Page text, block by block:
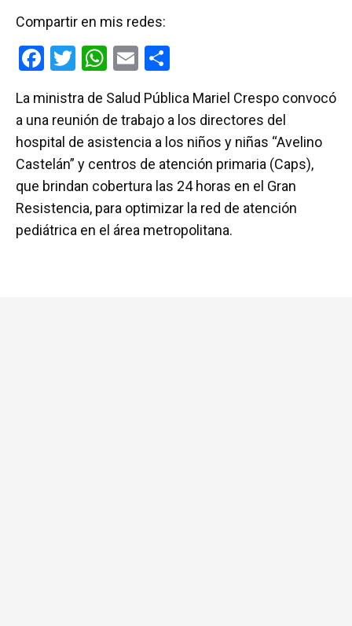
Compartir en mis redes:
F
ce
b
o
o
k
T
tt
er
W
at
s
A
p
p
E
ail m
p
ar
tir
La ministra de Salud Pública Mariel Crespo convocó
a una reunión de trabajo a los directores del
hospital de asistencia a los niños y niñas “Avelino
Castelán” y centros de atención primaria (Caps),
que brindan cobertura las 24 horas en el Gran
Resistencia, para optimizar la red de atención
pediátrica en el área metropolitana.